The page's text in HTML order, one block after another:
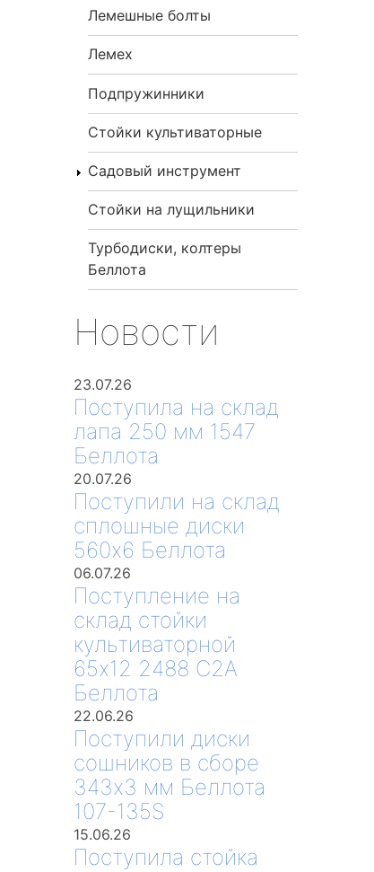
Лемешные болты
Лемех
Подпружинники
Стойки культиваторные
Садовый инструмент
Стойки на лущильники
Турбодиски, колтеры
Беллота
Новости
23.07.26
Поступила на склад
лапа 250 мм 1547
Беллота
20.07.26
Поступили на склад
сплошные диски
560х6 Беллота
06.07.26
Поступление на
склад стойки
культиваторной
65х12 2488 С2А
Беллота
22.06.26
Поступили диски
сошников в сборе
343х3 мм Беллота
107-135S
15.06.26
Поступила стойка